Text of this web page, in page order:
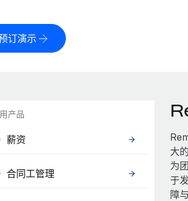
订演示
产品
薪资
合同工管理
大
为
于
障